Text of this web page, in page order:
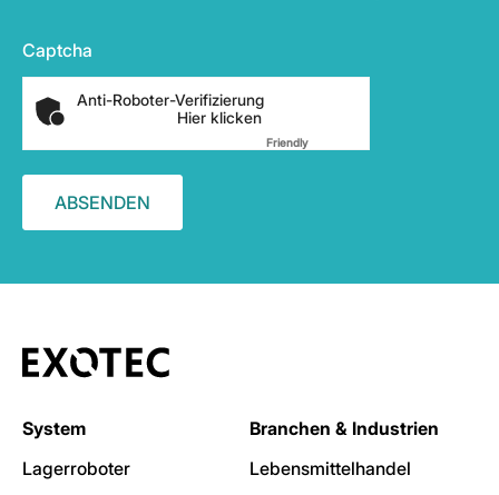
Captcha
Anti-Roboter-Verifizierung
Hier klicken
FriendlyCaptcha ⇗
System
Lagerroboter
Branchen & Industrien
Lebensmittelhandel